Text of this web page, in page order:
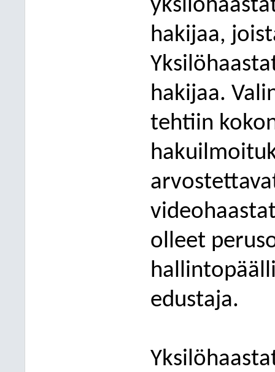
hakijaa,
hakijaa.
tehtiin
olleet
edustaja.